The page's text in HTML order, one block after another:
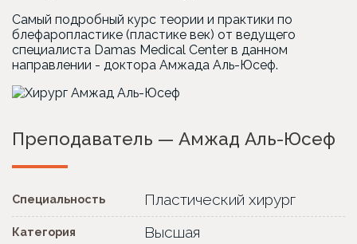
Самый подробный курс теории и практики по
блефаропластике (пластике век) от ведущего
специалиста Damas Medical Center в данном
направлении - доктора Амжада Аль-Юсеф.
Преподаватель — Амжад Аль-Юсеф
Специальность Пластический хирург
Категория Высшая